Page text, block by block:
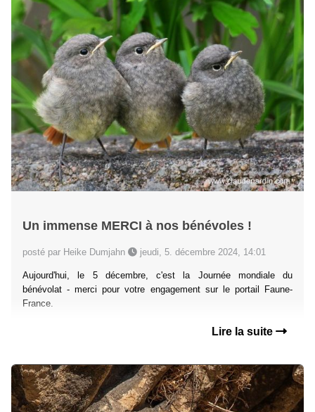
Un immense MERCI à nos bénévoles !
posté par Heike Dumjahn jeudi, 5. décembre 2024, 14:01
Aujourd'hui, le 5 décembre, c'est la Journée mondiale du
bénévolat - merci pour votre engagement sur le portail Faune-
France.
Lire la suite